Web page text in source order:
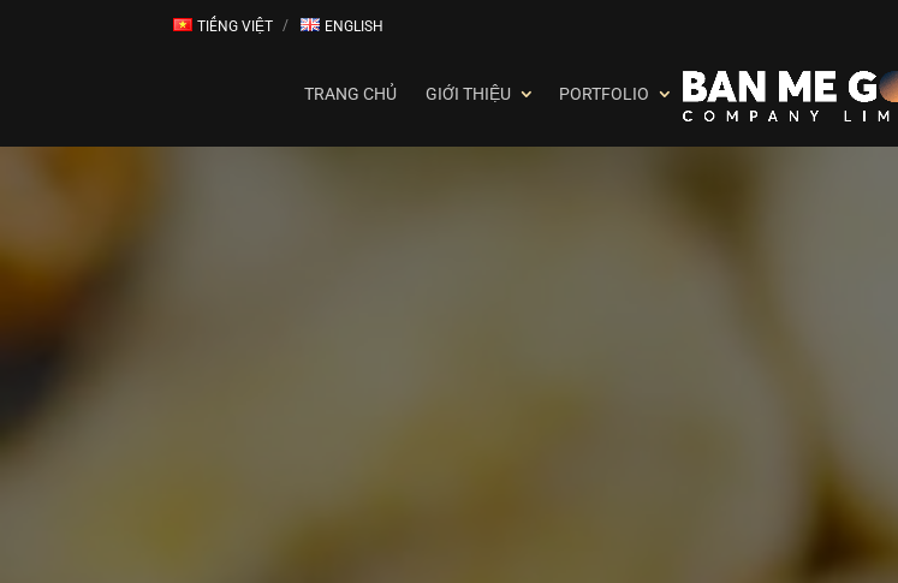
TIẾNG VIỆT ENGLISH
TRANG CHỦ GIỚI THIỆU PORTFOLIO